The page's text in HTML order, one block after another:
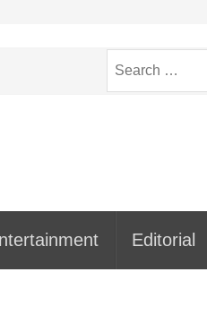
for:
Editorial